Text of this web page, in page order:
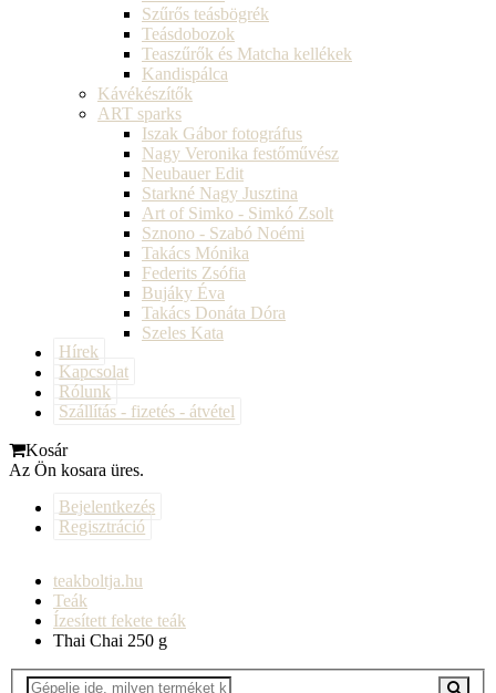
Szűrős teásbögrék
Teásdobozok
Teaszűrők és Matcha kellékek
Kandispálca
Kávékészítők
ART sparks
Iszak Gábor fotográfus
Nagy Veronika festőművész
Neubauer Edit
Starkné Nagy Jusztina
Art of Simko - Simkó Zsolt
Sznono - Szabó Noémi
Takács Mónika
Federits Zsófia
Bujáky Éva
Takács Donáta Dóra
Szeles Kata
Hírek
Kapcsolat
Rólunk
Szállítás - fizetés - átvétel
Kosár
Az Ön kosara üres.
Bejelentkezés
Regisztráció
teakboltja.hu
Teák
Ízesített fekete teák
Thai Chai 250 g